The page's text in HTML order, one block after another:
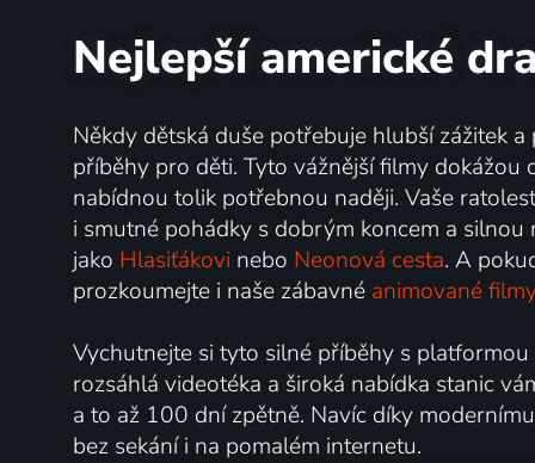
Nejlepší americké
Někdy dětská duše potřebuje hlubší zážitek
příběhy pro děti. Tyto vážnější filmy dokážou
nabídnou tolik potřebnou naději. Vaše
i smutné pohádky s dobrým koncem a
jako Hlasiťákovi nebo Neonová cesta. A
prozkoumejte i naše zábavné animované
Vychutnejte si tyto silné příběhy s platformou
rozsáhlá videotéka a široká nabídka stanic
a to až 100 dní zpětně. Navíc díky
bez sekání i na pomalém internetu.